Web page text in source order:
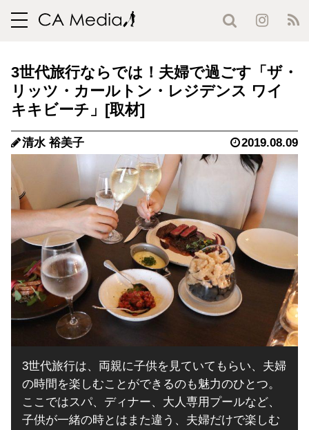
toggle
3世代旅行ならでは！夫婦で過ごす「ザ・
リッツ・カールトン・レジデンス ワイ
キキビーチ」
清水 裕美子 2019.08.09
3世代旅行は、両親に子供を見ていてもらい、夫婦
の時間を楽しむことができるのも魅力のひとつ。
ここではスパ、ディナー、大人専用プールなど、
子供が一緒の時とはまた違う、夫婦だけで楽しむ